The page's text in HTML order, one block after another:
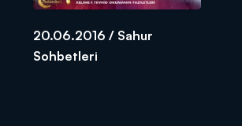
20.06.2016 / Sahur
Sohbetleri